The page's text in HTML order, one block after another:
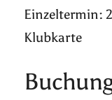
Einzeltermin:
Klubkarte